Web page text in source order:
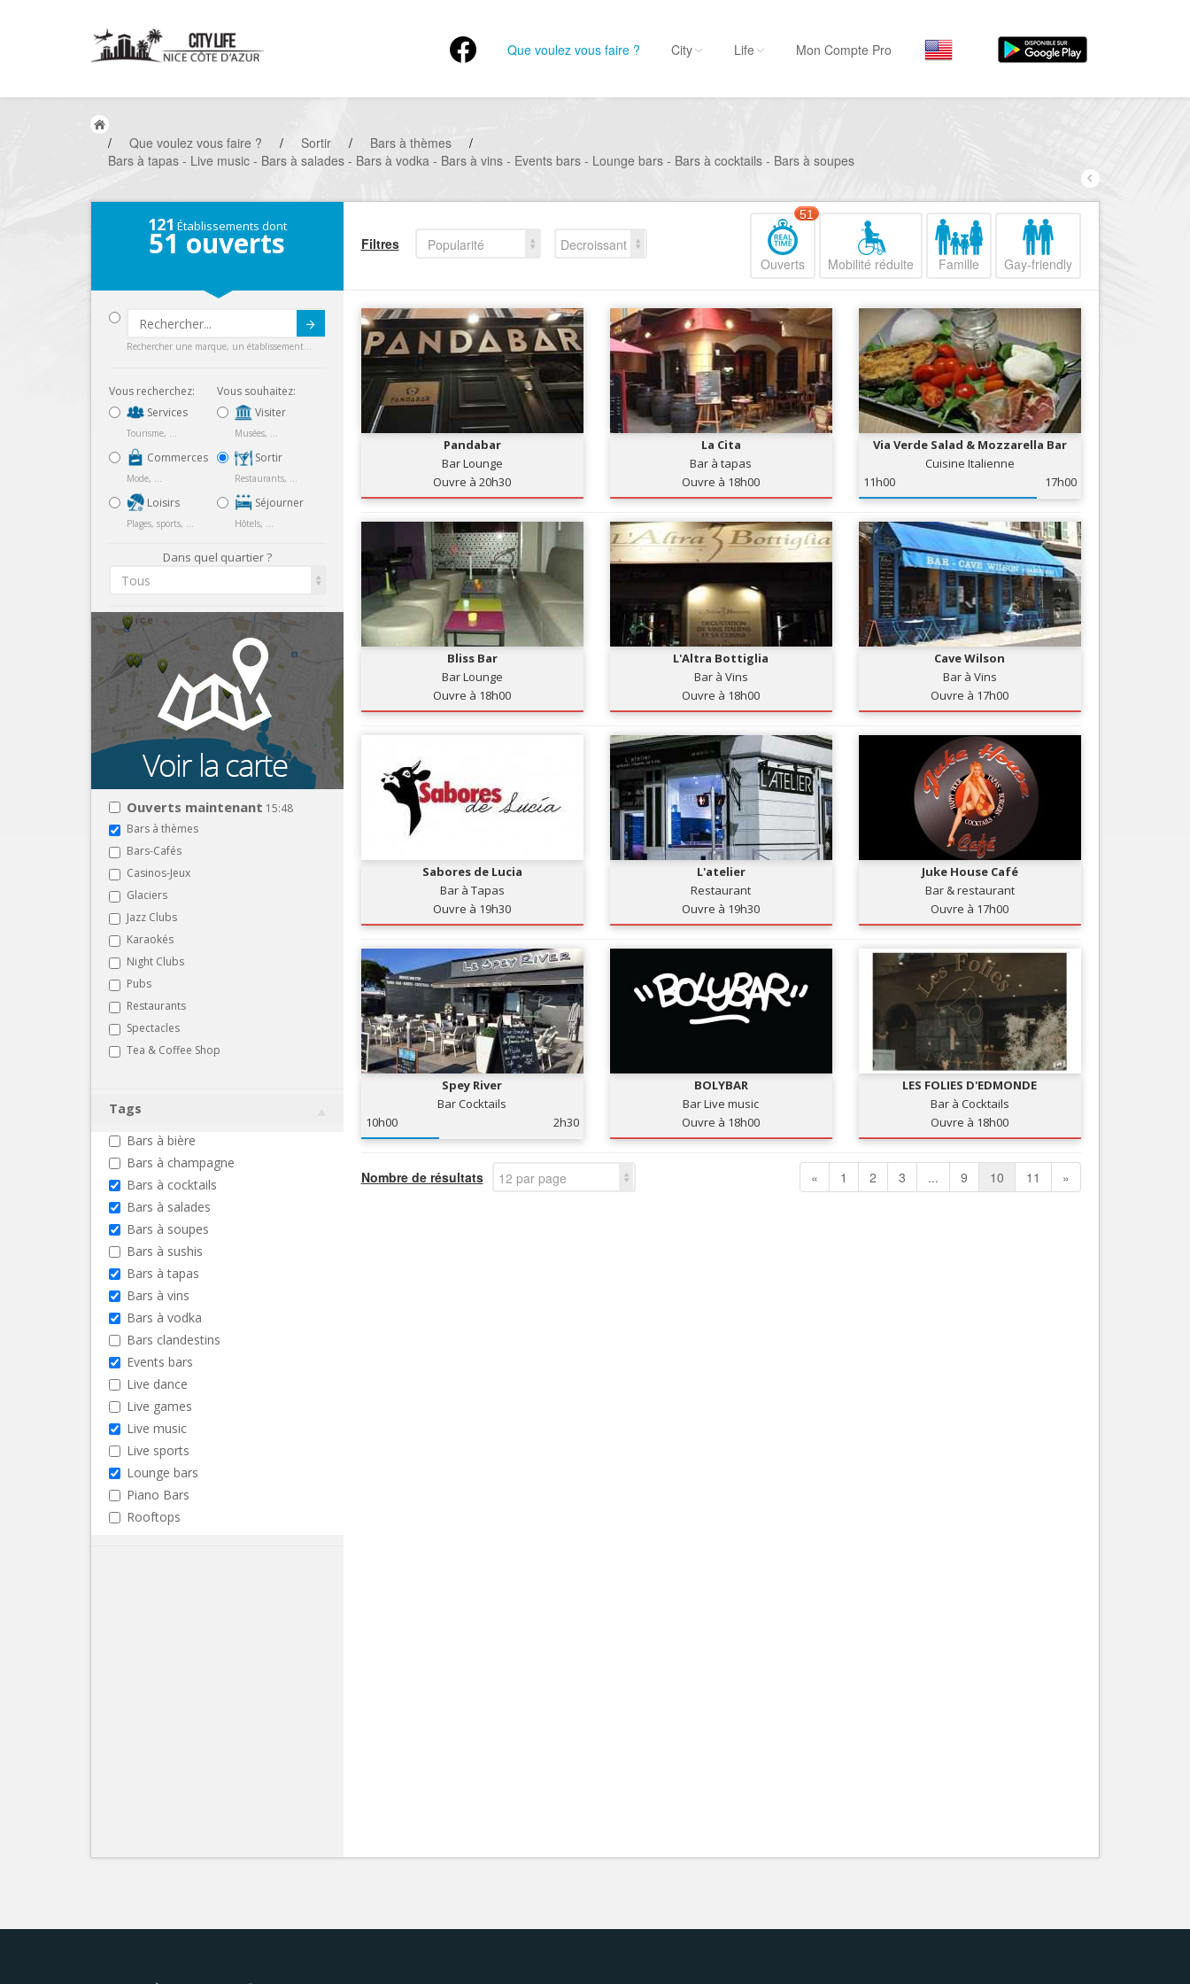
Que voulez vous faire ?
Musées, ...
Sortir
Commerces
Mode, ...
Loisirs
Plages, sports, ...
Services
Tourisme, ...
Nice Promenade du
Nice le Port
Nice le Vieux Nice
Nice les Collines Niçoises
Nice le petit Marais Niçois
Nice la plaine du Var
Nice le Carré d’Or
Nice Aéroport
City Life Mon Compte Pro
/ Que voulez vous faire ? / Sortir / Bars à thèmes
/
Bars à tapas - Live music - Bars à salades - Bars à vodka - Bars à vins - Events bars - Lounge bars - Bars à cocktails - Bars à soupes
121 Établissements dont
51 ouverts
Rechercher une marque, un établissement...
Vous recherchez:
Services
Tourisme, ...
Commerces
Mode, ...
Loisirs
Plages, sports, ...
Vous souhaitez:
Visiter
Musées, ...
Sortir
Restaurants, ...
Séjourner
Hôtels, ...
Dans quel quartier ?
Tous
Ouverts maintenant 15:48
Bars à thèmes
Bars-Cafés
Casinos-Jeux
Glaciers
Jazz Clubs
Karaokés
Night Clubs
Pubs
Restaurants
Spectacles
Tea & Coffee Shop
Tags
Bars à bière
Bars à champagne
Bars à cocktails
Bars à salades
Bars à soupes
Bars à sushis
Bars à tapas
Bars à vins
Bars à vodka
Bars clandestins
Events bars
Live dance
Live games
Live music
Live sports
Lounge bars
Piano Bars
Rooftops
Filtres Popularité
Decroissant
Ouverts
51
Mobilité réduite Famille Gay-friendly
Pandabar
Bar Lounge
Ouvre à 20h30
La Cita
Bar à tapas
Ouvre à 18h00
Via Verde Salad & Mozzarella Bar
Cuisine Italienne
11h00
17h00
Bliss Bar
Bar Lounge
Ouvre à 18h00
L'Altra Bottiglia
Bar à Vins
Ouvre à 18h00
Cave Wilson
Bar à Vins
Ouvre à 17h00
Sabores de Lucia
Bar à Tapas
Ouvre à 19h30
L'atelier
Restaurant
Ouvre à 19h30
Juke House Café
Bar & restaurant
Ouvre à 17h00
Spey River
Bar Cocktails
10h00
2h30
BOLYBAR
Bar Live music
Ouvre à 18h00
LES FOLIES D'EDMONDE
Bar à Cocktails
Ouvre à 18h00
Nombre de résultats 12 par page « 1 2 3 ... 9 10 11 »